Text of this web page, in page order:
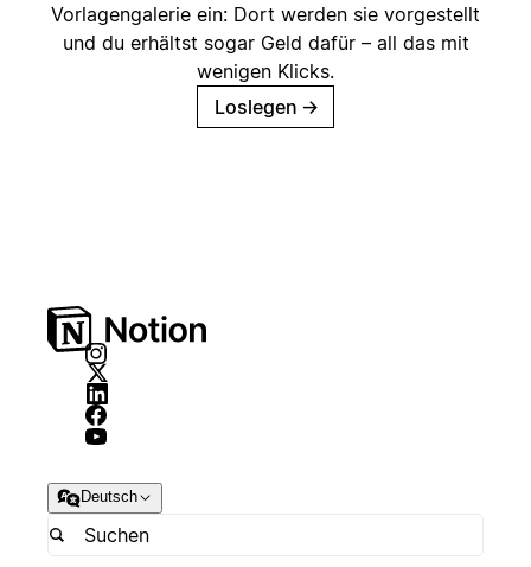
Vorlagengalerie ein: Dort werden sie vorgestellt
und du erhältst sogar Geld dafür – all das mit
wenigen Klicks.
Loslegen →
Deutsch